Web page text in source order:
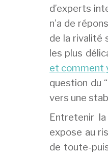
d’experts
n’a de
de la rivalité
les plus
et comment
question du
vers une
Entretenir
expose au
de toute-